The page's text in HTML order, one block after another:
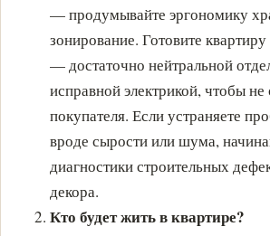
— продумывайте эргономику
зонирование. Готовите
— достаточно нейтральной
исправной электрикой, чтобы не
покупателя. Если устраняете
вроде сырости или шума,
диагностики строительных
декора.
Кто будет жить в квартире?